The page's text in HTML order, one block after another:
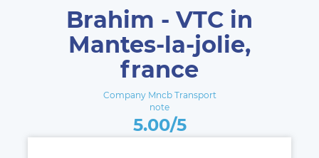
Brahim - VTC in
Mantes-la-jolie,
france
Company Mncb Transport
note
5.00/5